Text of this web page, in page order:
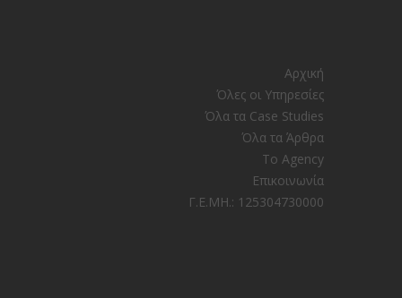
Αρχική
Όλες οι Υπηρεσίες
Όλα τα Case Studies
Όλα τα Άρθρα
Το Agency
Επικοινωνία
Γ.Ε.ΜΗ.: 125304730000